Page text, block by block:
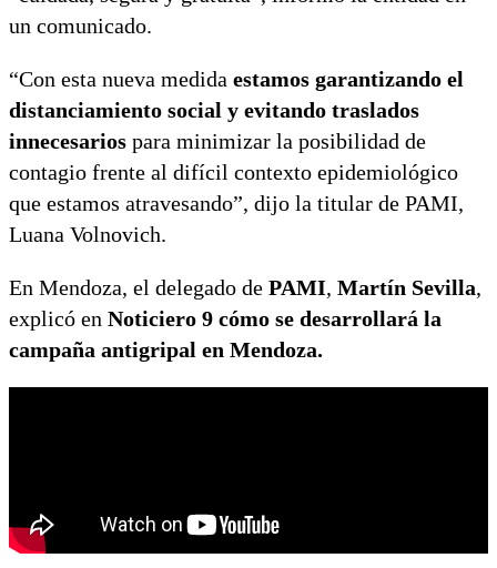
un comunicado.
“Con esta nueva medida estamos garantizando el
distanciamiento social y evitando traslados
innecesarios para minimizar la posibilidad de
contagio frente al difícil contexto epidemiológico
que estamos atravesando”, dijo la titular de PAMI,
Luana Volnovich.
En Mendoza, el delegado de PAMI, Martín Sevilla,
explicó en Noticiero 9 cómo se desarrollará la
campaña antigripal en Mendoza.